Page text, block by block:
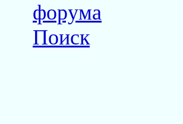
форума
Поиск